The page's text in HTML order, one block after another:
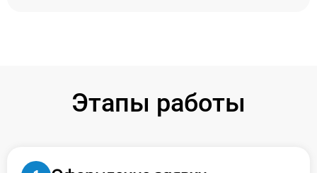
Этапы работы